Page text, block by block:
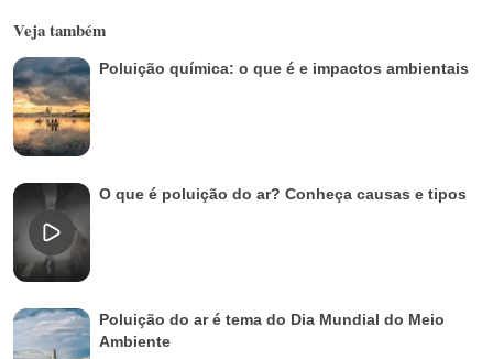
Veja também
Poluição química: o que é e impactos ambientais
O que é poluição do ar? Conheça causas e tipos
Poluição do ar é tema do Dia Mundial do Meio
Ambiente